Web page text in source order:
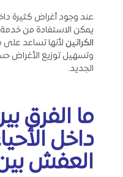
عند وجود أغراض كثيرة
يمكن الاستفادة من خدمة
الكراتين لأنها تساعد
وتسهيل توزيع الأغراض
الجديد.
ما الفرق
داخل
العفش